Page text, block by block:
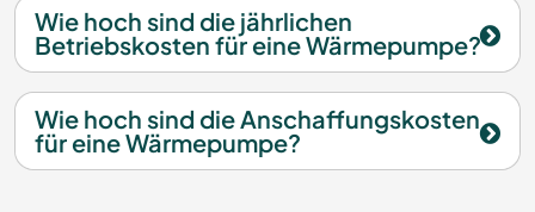
Wie hoch sind die jährlichen
Betriebskosten für eine Wärmepumpe?
Wie hoch sind die Anschaffungskosten
für eine Wärmepumpe?